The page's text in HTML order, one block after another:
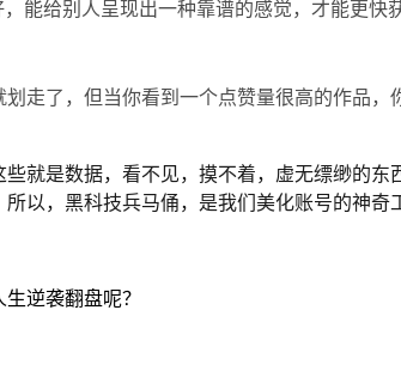
能给别人呈现出一种靠谱的感觉，才能更快
走了，但当你看到一个点赞量很高的作品
就是数据，看不见，摸不着，虚无缥缈的
以，黑科技兵马俑，是我们美化账号的神
逆袭翻盘呢？